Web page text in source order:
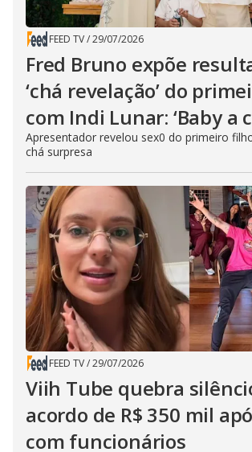
FEED TV/29/07/2026
Fred Bruno expõe
‘chá revelação’ do
com Indi Lunar: ‘Baby a
Apresentador revelou sex0 do primeiro
chá surpresa
FEED TV/29/07/2026
Viih Tube quebra
acordo de R$ 350 mil
com funcionários